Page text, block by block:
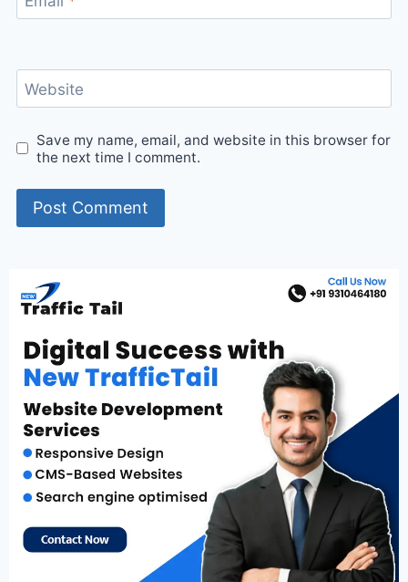
Website
Save my name, email, and website in this browser for
the next time I comment.